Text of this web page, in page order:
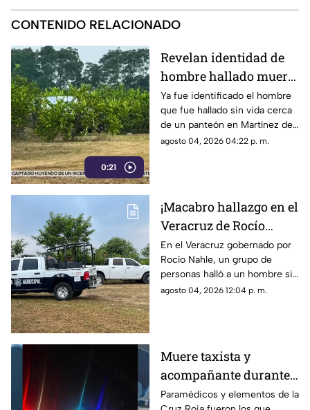
CONTENIDO RELACIONADO
0:21
Revelan identidad de
hombre hallado muerto
cerca de panteón en
Veracruz
Ya fue identificado el hombre
que fue hallado sin vida cerca
de un panteón en Martínez de
la Torre, Veracruz.
agosto 04, 2026 04:22 p. m.
¡Macabro hallazgo en el
Veracruz de Rocío
Nahle! Hallan a
hombre sin vida cerca
de panteón; así estaba
el cuerpo
En el Veracruz gobernado por
Rocío Nahle, un grupo de
personas halló a un hombre sin
vida cerca de un panteón en
agosto 04, 2026 12:04 p. m.
Muere taxista y
acompañante durante
aparatoso accidente
Paramédicos y elementos de la